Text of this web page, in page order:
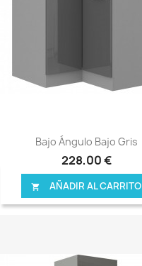
Bajo Ángulo Bajo Gris
228,00 €
 AÑADIR AL CARRITO